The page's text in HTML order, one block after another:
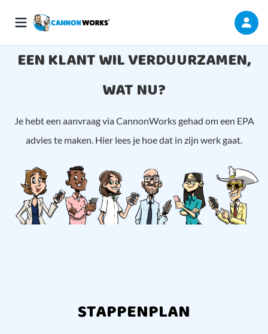
EEN KLANT WIL VERDUURZAMEN,
WAT NU?
Je hebt een aanvraag via CannonWorks gehad om een EPA
advies te maken. Hier lees je hoe dat in zijn werk gaat.
STAPPENPLAN